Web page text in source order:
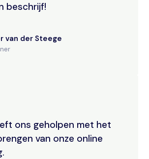
beschrijf!
van der Steege
ons geholpen met het
van onze online